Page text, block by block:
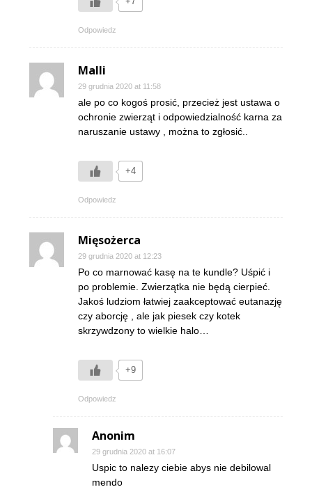
Odpowiedz
Malli
29 grudnia 2020 at 11:58
ale po co kogoś prosić, przecież jest ustawa o
ochronie zwierząt i odpowiedzialność karna za
naruszanie ustawy , można to zgłosić..
+4
Odpowiedz
Mięsożerca
29 grudnia 2020 at 12:23
Po co marnować kasę na te kundle? Uśpić i
po problemie. Zwierzątka nie będą cierpieć.
Jakoś ludziom łatwiej zaakceptować eutanazję
czy aborcję , ale jak piesek czy kotek
skrzywdzony to wielkie halo…
+9
Odpowiedz
Anonim
29 grudnia 2020 at 16:07
Uspic to nalezy ciebie abys nie debilowal
mendo